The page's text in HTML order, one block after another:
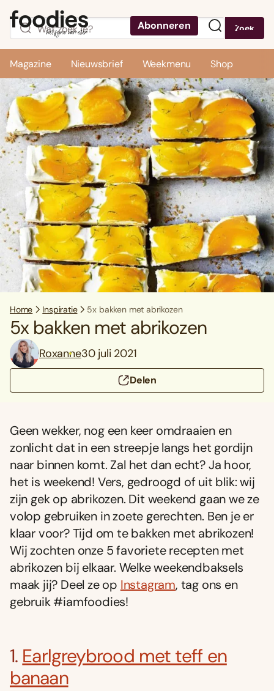
Abonneren Zoek
Magazine Nieuwsbrief Weekmenu Shop
Home Inspiratie 5x bakken met abrikozen
5x bakken met abrikozen
Roxanne30 juli 2021
Delen
Geen wekker, nog een keer omdraaien en
zonlicht dat in een streepje langs het gordijn
naar binnen komt. Zal het dan echt? Ja hoor,
het is weekend! Vers, gedroogd of uit blik: wij
zijn gek op abrikozen. Dit weekend gaan we ze
volop gebruiken in zoete gerechten. Ben je er
klaar voor? Tijd om te bakken met abrikozen!
Wij zochten onze 5 favoriete recepten met
abrikozen bij elkaar. Welke weekendbaksels
maak jij? Deel ze op Instagram, tag ons en
gebruik #iamfoodies!
1. Earlgreybrood met teff en
banaan